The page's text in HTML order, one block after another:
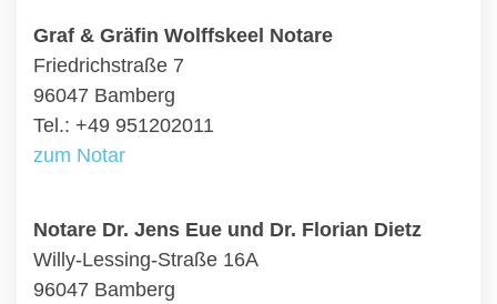
Graf & Gräfin Wolffskeel Notare
Friedrichstraße 7
96047 Bamberg
Tel.: +49 951202011
zum Notar
Notare Dr. Jens Eue und Dr. Florian Dietz
Willy-Lessing-Straße 16A
96047 Bamberg